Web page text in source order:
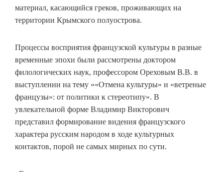
материал, касающийся греков, проживающих на
территории Крымского полуострова.
Процессы восприятия французской культуры в разные
временные эпохи были рассмотрены доктором
филологических наук, профессором Ореховым В.В. в
выступлении на тему ««Отмена культуры» и «ветреные
французы»: от политики к стереотипу». В
увлекательной форме Владимир Викторович
представил формирование видения французского
характера русским народом в ходе культурных
контактов, порой не самых мирных по сути.